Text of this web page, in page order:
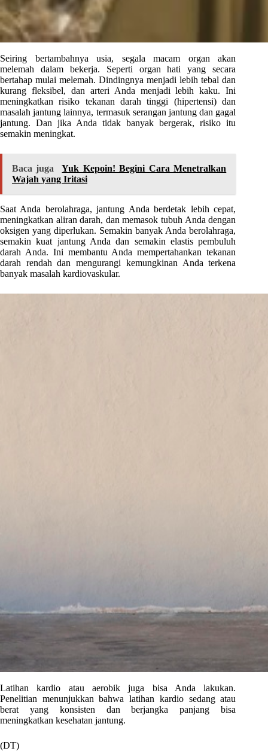
Seiring bertambahnya usia, segala macam organ akan
melemah dalam bekerja. Seperti organ hati yang secara
bertahap mulai melemah. Dindingnya menjadi lebih tebal dan
kurang fleksibel, dan arteri Anda menjadi lebih kaku. Ini
meningkatkan risiko tekanan darah tinggi (hipertensi) dan
masalah jantung lainnya, termasuk serangan jantung dan gagal
jantung. Dan jika Anda tidak banyak bergerak, risiko itu
semakin meningkat.
Baca juga
Yuk Kepoin! Begini Cara Menetralkan
Wajah yang Iritasi
Saat Anda berolahraga, jantung Anda berdetak lebih cepat,
meningkatkan aliran darah, dan memasok tubuh Anda dengan
oksigen yang diperlukan. Semakin banyak Anda berolahraga,
semakin kuat jantung Anda dan semakin elastis pembuluh
darah Anda. Ini membantu Anda mempertahankan tekanan
darah rendah dan mengurangi kemungkinan Anda terkena
banyak masalah kardiovaskular.
Latihan kardio atau aerobik juga bisa Anda lakukan.
Penelitian menunjukkan bahwa latihan kardio sedang atau
berat yang konsisten dan berjangka panjang bisa
meningkatkan kesehatan jantung.
(DT)